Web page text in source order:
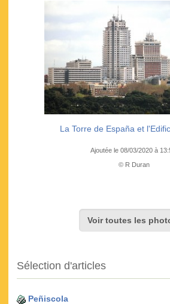
La Torre de España et
Ajoutée le 08/03/2020 à
© R Duran
Voir toutes les
Sélection d'articles
Peñiscola